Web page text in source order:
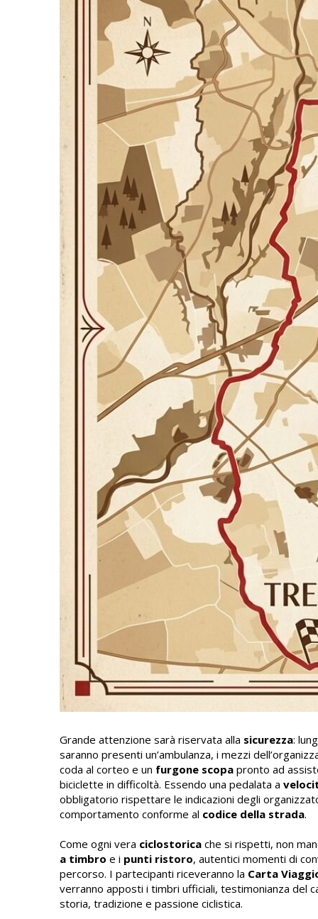
Grande attenzione sarà riservata alla sicurezza:
saranno presenti un’ambulanza, i mezzi
coda al corteo e un furgone scopa pronto ad
biciclette in difficoltà. Essendo una pedalata a
obbligatorio rispettare le indicazioni degli
comportamento conforme al codice della strada.
Come ogni vera ciclostorica che si rispetti, non
a timbro e i punti ristoro, autentici momenti di
percorso. I partecipanti riceveranno la Carta
verranno apposti i timbri ufficiali, testimonianza del
storia, tradizione e passione ciclistica.